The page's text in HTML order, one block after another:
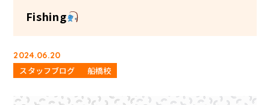
Fishing
2024.06.20
スタッフブログ 船橋校